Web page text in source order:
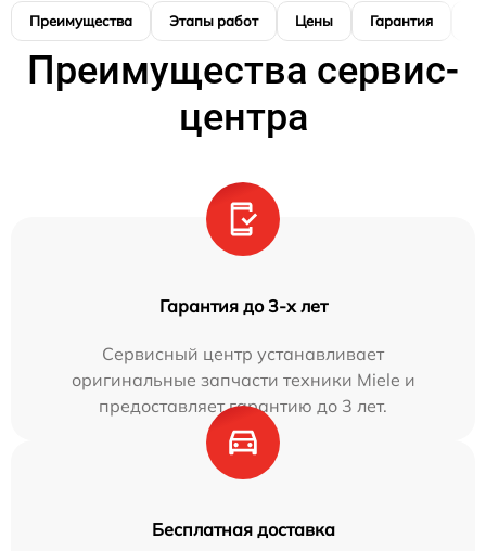
Преимущества Этапы работ Цены Гарантия
Преимущества сервис-
центра
Гарантия до 3-х лет
Сервисный центр устанавливает
оригинальные запчасти техники Miele и
предоставляет гарантию до 3 лет.
Бесплатная доставка